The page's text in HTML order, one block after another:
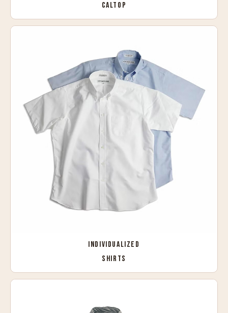
CALTOP
INDIVIDUALIZED
SHIRTS